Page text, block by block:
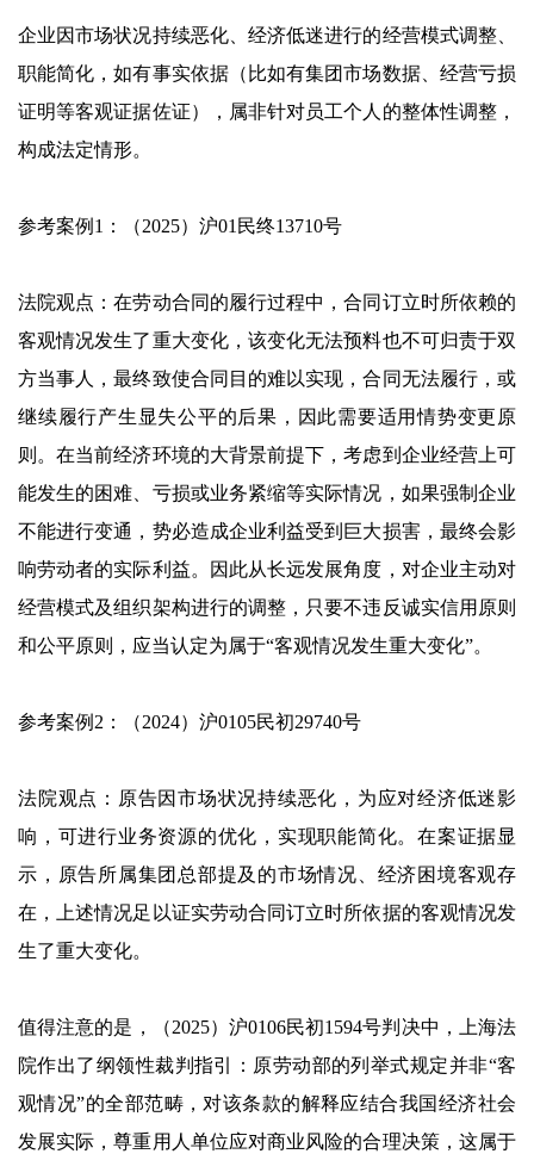
企业因市场状况持续恶化、经济低迷进行的经营模式调整、
职能简化，如有事实依据（比如有集团市场数据、经营亏损
证明等客观证据佐证），属非针对员工个人的整体性调整，
构成法定情形。
参考案例1：（2025）沪01民终13710号
法院观点：在劳动合同的履行过程中，合同订立时所依赖的
客观情况发生了重大变化，该变化无法预料也不可归责于双
方当事人，最终致使合同目的难以实现，合同无法履行，或
继续履行产生显失公平的后果，因此需要适用情势变更原
则。在当前经济环境的大背景前提下，考虑到企业经营上可
能发生的困难、亏损或业务紧缩等实际情况，如果强制企业
不能进行变通，势必造成企业利益受到巨大损害，最终会影
响劳动者的实际利益。因此从长远发展角度，对企业主动对
经营模式及组织架构进行的调整，只要不违反诚实信用原则
和公平原则，应当认定为属于“客观情况发生重大变化”。
参考案例2：（2024）沪0105民初29740号
法院观点：原告因市场状况持续恶化，为应对经济低迷影
响，可进行业务资源的优化，实现职能简化。在案证据显
示，原告所属集团总部提及的市场情况、经济困境客观存
在，上述情况足以证实劳动合同订立时所依据的客观情况发
生了重大变化。
值得注意的是，（2025）沪0106民初1594号判决中，上海法
院作出了纲领性裁判指引：原劳动部的列举式规定并非“客
观情况”的全部范畴，对该条款的解释应结合我国经济社会
发展实际，尊重用人单位应对商业风险的合理决策，这属于